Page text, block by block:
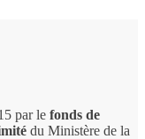
par le fonds de
du Ministère de la